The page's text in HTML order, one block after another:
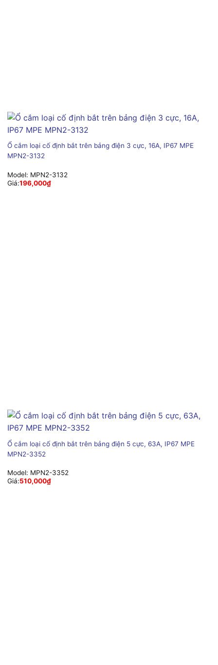
Ổ cắm loại cố định bắt trên bảng điện 3 cực, 16A, IP67 MPE
MPN2-3132
Model: MPN2-3132
Giá:196,000₫
Ổ cắm loại cố định bắt trên bảng điện 5 cực, 63A, IP67 MPE
MPN2-3352
Model: MPN2-3352
Giá:510,000₫